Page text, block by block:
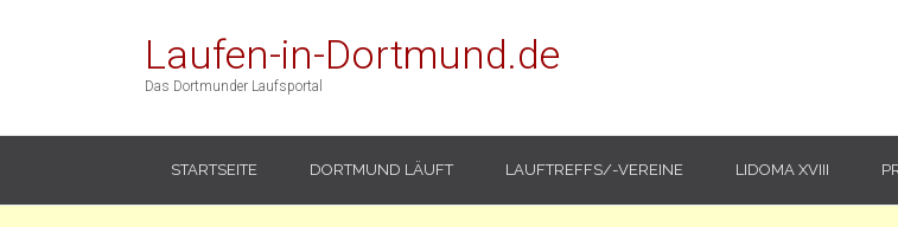
Laufen-in-Dortmund.de
Das Dortmunder Laufsportal
STARTSEITE DORTMUND LÄUFT LAUFTREFFS/-VEREINE LIDOMA XVIII